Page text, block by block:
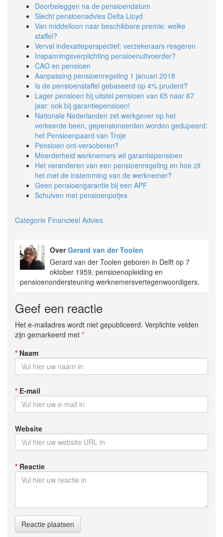
Doorbeleggen na de pensioendatum
Slecht pensioenadvies Delta Lloyd
Van middelloon naar beschikbare premie: welke
staffel?
Verval indexatieperspectief: verzekeraars reageren
Inspanningsverplichting pensioenuitvoerder?
CAO en pensioen
Aanpassing pensioenregeling 1 januari 2018
Is de pensioenstaffel gebaseerd op 4% prudent?
Lager pensioen bij uitstel pensioen van 65 naar 67
jaar: ook bij garantiepensioen!
Nationale Nederlanden zet werkgever op het
verkeerde been, gepensioneerden worden gedupeerd:
het Pensioenpaard van Troje
Pensioen ont-versoberen?
Meerderheid werknemers wil garantiepensioen
Het veranderen van een pensioenregeling en hoe zit
het met de instemming van de werknemer?
Geen pensioengarantie bij een APF
Schuiven met pensioenpotjes
Categorie Financieel Advies
OverGerard van der Toolen
Gerard van der Toolen geboren in Delft op 7
oktober 1959, pensioenopleiding en
pensioenondersteuning werknemersvertegenwoordigers.
Geef een reactie
Het e-mailadres wordt niet gepubliceerd. Verplichte velden
zijn gemarkeerd met *
* Naam
* E-mail
Website
* Reactie
Reactie plaatsen